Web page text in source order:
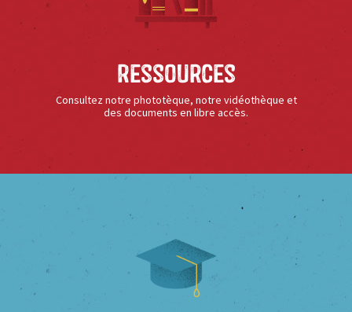
Ressources
Consultez notre phototèque, notre vidéothèque et
des documents en libre accès.